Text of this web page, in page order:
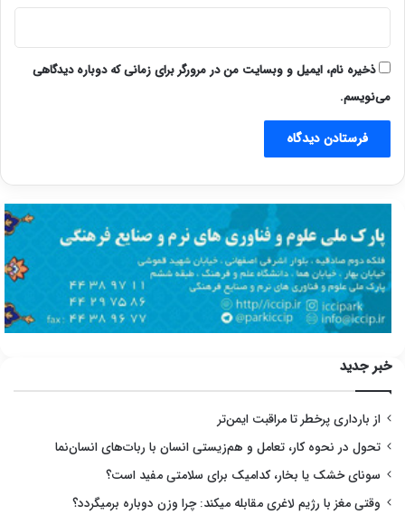
ذخیره نام، ایمیل و وبسایت من در مرورگر برای زمانی که دوباره دیدگاهی
می‌نویسم.
خبر جدید
از بارداری پرخطر تا مراقبت ایمن‌تر
تحول در نحوه کار، تعامل و هم‌زیستی انسان با ربات‌های انسان‌نما
سونای خشک یا بخار، کدامیک برای سلامتی مفید است؟
وقتی مغز با رژیم لاغری مقابله میکند: چرا وزن دوباره برمیگردد؟